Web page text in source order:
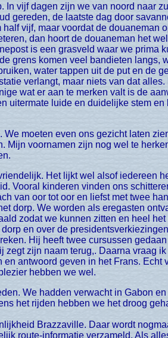
gereden, de laatste dag door
vijf, maar voordat de douaneman
dan hoort de douaneman het
is een grasveld waar we prima
grens komen veel bandieten langs,
water tappen uit de put en de
verlangt, maar niets van dat
wat er aan te merken valt is de
uitermate luide en duidelijke stem
Mijn voornamen zijn nog wel te
Vooral kinderen vinden ons
van oor tot oor en liefst met twee
dorp. We worden als eregasten
zodat we kunnen zitten en heel
en over de
Hij heeft twee cursussen
zegt zijn naam terug,. Daarna vraag
antwoord geven in het Frans.
hebben we wel.
het rijden hebben we het droog
Brazzaville. Daar wordt
route-informatie verzameld. Als